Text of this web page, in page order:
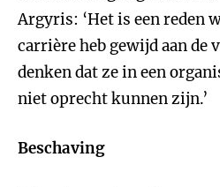
Argyris: ‘Het is een reden
carrière heb gewijd aan de
denken dat ze in een
niet oprecht kunnen zijn.’
Beschaving